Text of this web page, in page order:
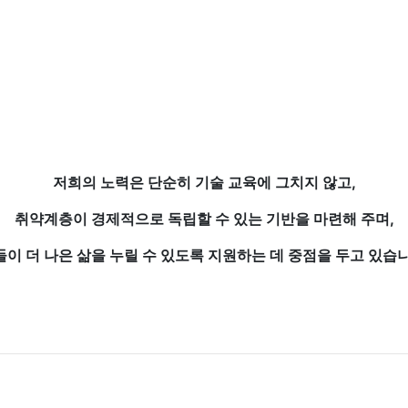
저희의 노력은 단순히 기술 교육에 그치지 않고,
취약계층이 경제적으로 독립할 수 있는 기반을 마련해 주며,
이 더 나은 삶을 누릴 수 있도록 지원하는 데 중점을 두고 있습